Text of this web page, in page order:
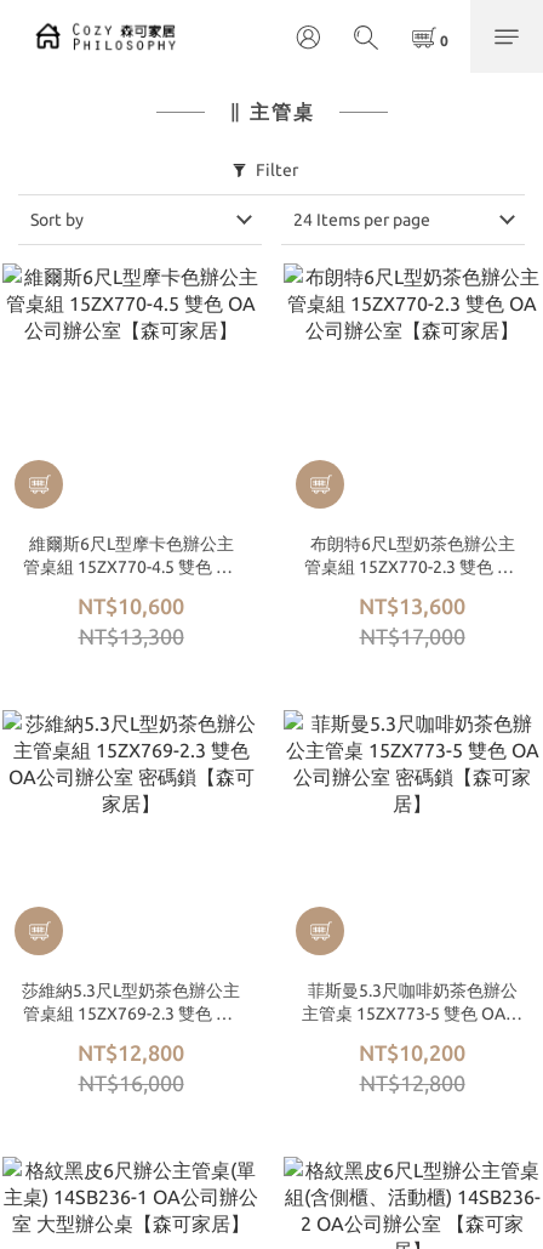
∥ 主管桌
Filter
Sort by 24 Items per page
維爾斯6尺L型摩卡色辦公主
管桌組 15ZX770-4.5 雙色 OA
NT$10,600
NT$13,300
布朗特6尺L型奶茶色辦公主
管桌組 15ZX770-2.3 雙色 OA
NT$13,600
NT$17,000
莎維納5.3尺L型奶茶色辦公主
管桌組 15ZX769-2.3 雙色 OA
居】
NT$12,800
NT$16,000
菲斯曼5.3尺咖啡奶茶色辦公
主管桌 15ZX773-5 雙色 OA公
居】
NT$10,200
NT$12,800